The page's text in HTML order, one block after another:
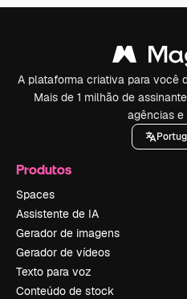
A plataforma criativa para você
Mais de 1 milhão de
agências e
Produtos
Spaces
Assistente de IA
Gerador de imagens
Gerador de vídeos
Texto para voz
Conteúdo de stock